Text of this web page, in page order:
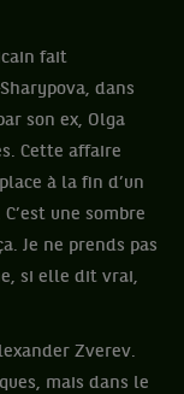
fait
dans
son ex, Olga
Cette affaire
à la fin d’un
une sombre
Je ne prends pas
si elle dit vrai,
Zverev.
mais dans le